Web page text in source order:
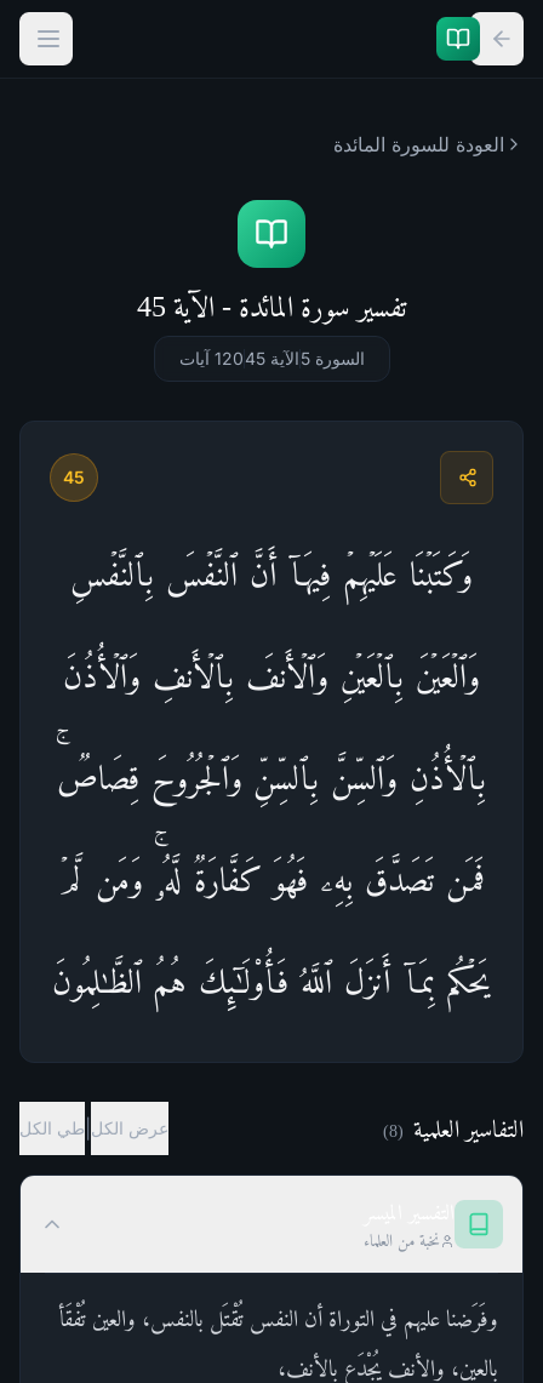
العودة للسورة المائدة
تفسير سورة المائدة - الآية 45
السورة 5 الآية 45 120 آيات
45
وَكَتَبۡنَا عَلَیۡهِمۡ فِیهَاۤ أَنَّ ٱلنَّفۡسَ بِٱلنَّفۡسِ
وَٱلۡعَیۡنَ بِٱلۡعَیۡنِ وَٱلۡأَنفَ بِٱلۡأَنفِ وَٱلۡأُذُنَ
بِٱلۡأُذُنِ وَٱلسِّنَّ بِٱلسِّنِّ وَٱلۡجُرُوحَ قِصَاصࣱۚ
فَمَن تَصَدَّقَ بِهِۦ فَهُوَ كَفَّارَةࣱ لَّهُۥۚ وَمَن لَّمۡ
یَحۡكُم بِمَاۤ أَنزَلَ ٱللَّهُ فَأُو۟لَـٰۤىِٕكَ هُمُ ٱلظَّـٰلِمُونَ
التفاسير العلمية (
8
) عرض الكل طي الكل
نخبة من العلماء
وفَرَضنا عليهم في التوراة أن النفس تُقْتَل بالنفس، والعين تُفْقَأ
بالعين، والأنف يُجْدَع بالأنف،